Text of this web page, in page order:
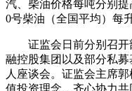
汽、柴油价格每吨分别提
0号柴油（全国平均）每
证监会日前分别召开
融控股集团以及部分私
人座谈会。证监会主席
值投资理念，齐心协力